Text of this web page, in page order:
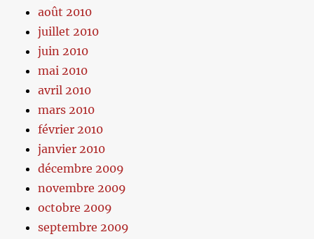
août 2010
juillet 2010
juin 2010
mai 2010
avril 2010
mars 2010
février 2010
janvier 2010
décembre 2009
novembre 2009
octobre 2009
septembre 2009